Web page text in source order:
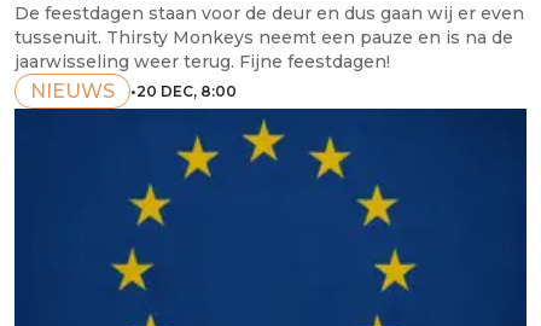
De feestdagen staan voor de deur en dus gaan wij er even
tussenuit. Thirsty Monkeys neemt een pauze en is na de
jaarwisseling weer terug. Fijne feestdagen!
NIEUWS •20 DEC, 8:00